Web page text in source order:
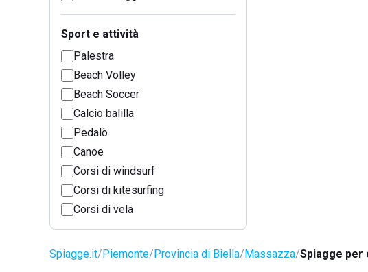
Sport e attività
Palestra
Beach Volley
Beach Soccer
Calcio balilla
Pedalò
Canoe
Corsi di windsurf
Corsi di kitesurfing
Corsi di vela
Spiagge.it Piemonte Provincia di Biella Massazza Spiagge per